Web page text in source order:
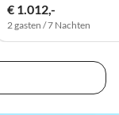
€ 1.012,-
2 gasten / 7 Nachten